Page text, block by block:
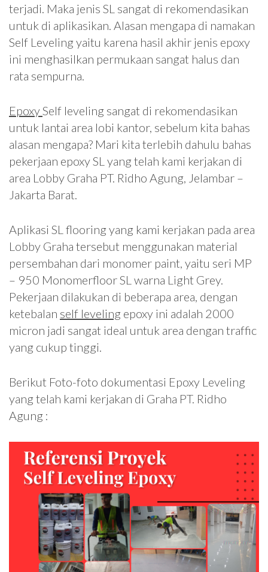
terjadi. Maka jenis SL sangat di rekomendasikan
untuk di aplikasikan. Alasan mengapa di namakan
Self Leveling yaitu karena hasil akhir jenis epoxy
ini menghasilkan permukaan sangat halus dan
rata sempurna.
EpoxySelf leveling sangat di rekomendasikan
untuk lantai area lobi kantor, sebelum kita bahas
alasan mengapa? Mari kita terlebih dahulu bahas
pekerjaan epoxy SL yang telah kami kerjakan di
area Lobby Graha PT. Ridho Agung, Jelambar –
Jakarta Barat.
Aplikasi SL flooring yang kami kerjakan pada area
Lobby Graha tersebut menggunakan material
persembahan dari monomer paint, yaitu seri MP
– 950 Monomerfloor SL warna Light Grey.
Pekerjaan dilakukan di beberapa area, dengan
ketebalan self leveling epoxy ini adalah 2000
micron jadi sangat ideal untuk area dengan traffic
yang cukup tinggi.
Berikut Foto-foto dokumentasi Epoxy Leveling
yang telah kami kerjakan di Graha PT. Ridho
Agung :